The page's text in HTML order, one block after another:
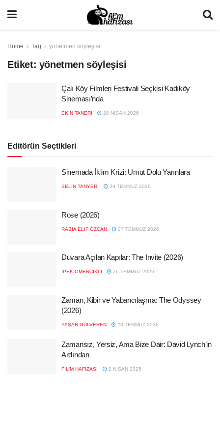
Home Tag yönetmen söyleşisi
Etiket: yönetmen söyleşisi
Çalı Köy Filmleri Festivali Seçkisi Kadıköy
Sineması’nda
EKIN TANERI 28 NISAN 2026
Editörün Seçtikleri
Sinemada İklim Krizi: Umut Dolu Yarınlara
SELIN TANYERI 29 TEMMUZ 2026
Rose (2026)
RABIA ELIF ÖZCAN 27 TEMMUZ 2026
Duvara Açılan Kapılar: The Invite (2026)
İPEK ÖMERCIKLI 26 TEMMUZ 2026
Zaman, Kibir ve Yabancılaşma: The Odyssey
(2026)
YAŞAR GÜLVEREN 23 TEMMUZ 2026
Zamansız, Yersiz, Ama Bize Dair: David Lynch’in
Ardından
FIL'M HAFIZASI 2 NISAN 2025